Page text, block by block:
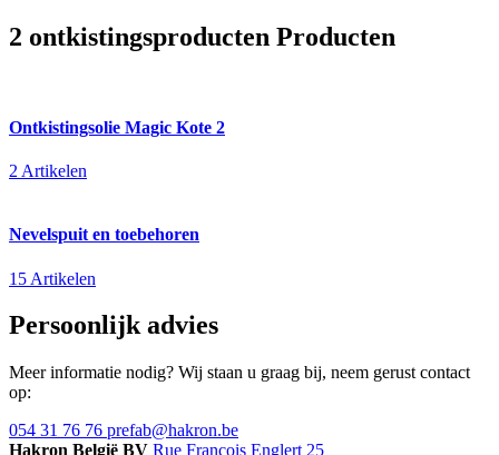
2 ontkistingsproducten Producten
Ontkistingsolie Magic Kote 2
2 Artikelen
Nevelspuit en toebehoren
15 Artikelen
Persoonlijk advies
Meer informatie nodig? Wij staan u graag bij, neem gerust contact
op:
054 31 76 76 prefab@hakron.be
Hakron België BV Rue François Englert 25